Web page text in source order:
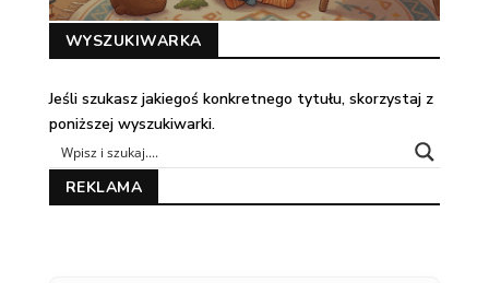
WYSZUKIWARKA
Jeśli szukasz jakiegoś konkretnego tytułu, skorzystaj z
poniższej wyszukiwarki.
REKLAMA